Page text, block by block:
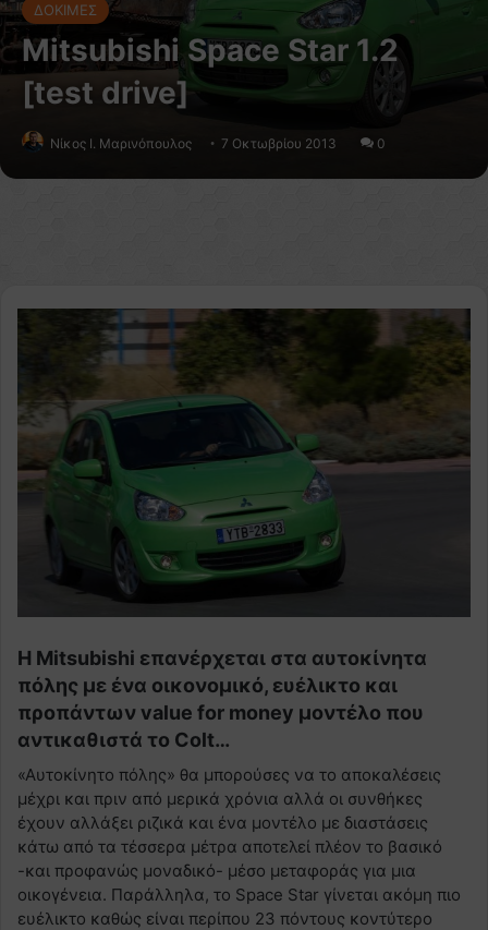
ΔΟΚΙΜΕΣ
Mitsubishi Space Star 1.2
[test drive]
Nίκος Ι. Mαρινόπουλος 7 Οκτωβρίου 2013 0
Η Mitsubishi επανέρχεται στα αυτοκίνητα
πόλης με ένα οικονομικό, ευέλικτο και
προπάντων value for money μοντέλο που
αντικαθιστά το Colt…
«Αυτοκίνητο πόλης» θα μπορούσες να το αποκαλέσεις
μέχρι και πριν από μερικά χρόνια αλλά οι συνθήκες
έχουν αλλάξει ριζικά και ένα μοντέλο με διαστάσεις
κάτω από τα τέσσερα μέτρα αποτελεί πλέον το βασικό
-και προφανώς μοναδικό- μέσο μεταφοράς για μια
οικογένεια. Παράλληλα, το Space Star γίνεται ακόμη πιο
ευέλικτο καθώς είναι περίπου 23 πόντους κοντύτερο